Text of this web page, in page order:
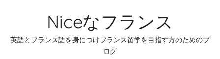
Niceなフランス
英語とフランス語を身につけフランス留学を目指す方のためのブ
ログ